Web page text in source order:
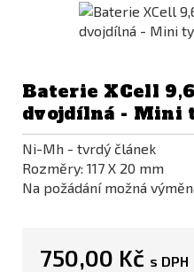
Baterie XCell
dvojdílná - Mini
Ni-Mh - tvrdý článek
Rozměry: 117 X 20 mm
Na požádání možná
750,00 Kč s DPH